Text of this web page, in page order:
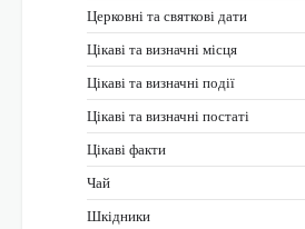
Церковні та святкові дати
Цікаві та визначні місця
Цікаві та визначні події
Цікаві та визначні постаті
Цікаві факти
Чай
Шкідники